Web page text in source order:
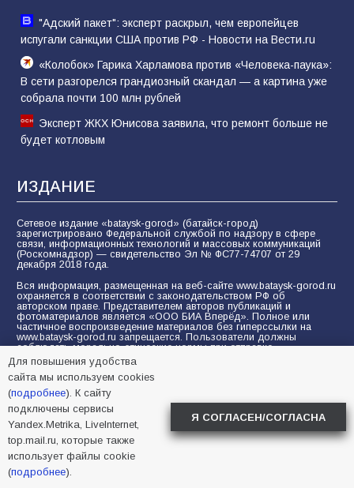
"Адский пакет": эксперт раскрыл, чем европейцев
испугали санкции США против РФ - Новости на Вести.ru
«Колобок» Гарика Харламова против «Человека-паука»:
В сети разгорелся грандиозный скандал — а картина уже
собрала почти 100 млн рублей
Эксперт ЖКХ Юнисова заявила, что ремонт больше не
будет котловым
ИЗДАНИЕ
Сетевое издание «bataysk-gorod» (батайск-город)
зарегистрировано Федеральной службой по надзору в сфере
связи, информационных технологий и массовых коммуникаций
(Роскомнадзор) — свидетельство Эл № ФС77-74707 от 29
декабря 2018 года.
Вся информация, размещенная на веб-сайте www.bataysk-gorod.ru
охраняется в соответствии с законодательством РФ об
авторском праве. Представителем авторов публикаций и
фотоматериалов является «ООО БИА Вперёд». Полное или
частичное воспроизведение материалов без гиперссылки на
www.bataysk-gorod.ru запрещается. Пользователи должны
соблюдать морально-этические нормы при отправке
комментариев, вопросов, предложений и при общении на
форуме.
Политика конфиденциальности и защиты информации
Согласие на обработку персональных данных с помощью
сервисов Yandex.Metrika, LiveInternet, top.mail.ru
© 2005-2026 БИА «ВПЕРЕД»
Для повышения удобства
сайта мы используем cookies
(подробнее). К сайту
подключены сервисы
Yandex.Metrika, LiveInternet,
top.mail.ru, которые также
использует файлы cookie
(подробнее).
Я СОГЛАСЕН/СОГЛАСНА